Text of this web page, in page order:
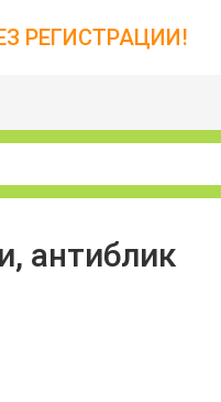
РЕГИСТРАЦИИ!
антиблик